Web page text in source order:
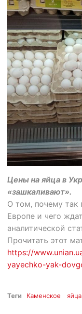
Цены на яйца в
«зашкаливают».
О том, почему так
Европе и чего
аналитической
Прочитать этот
https://
yayechko-yak-
Теги Каменское яйца